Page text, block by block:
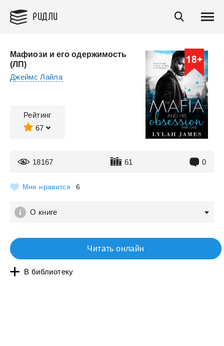
РИДЛИ
Мафиози и его одержимость
(ЛП)
Джеймс Лайла
Рейтинг
67
18167 61 0
Мне нравится 6
О книге
Читать онлайн
В библиотеку